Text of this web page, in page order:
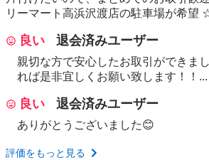
リーマート高浜沢渡店の駐車場が希望
良い 退会済みユーザー
親切な方で安心したお取引ができま
れば是非宜しくお願い致します！！...
良い 退会済みユーザー
ありがとうございました😊
評価をもっと見る